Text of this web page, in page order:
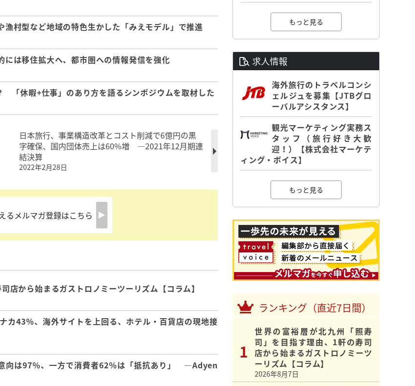
村型など地域の特色生かした「みえモデル」で推進
は移住拡大へ、都市圏への情報発信を強化
「休暇+仕事」のあり方を語るシンポジウムを取材した
日本旅行、事業構造改革とコスト削減で6億円の黒
字確保、国内団体売上は60%増 ―2021年12月期連
結決算
2022年2月28日
るメルマガ登録はこちら
店から始まるガストロノミーツーリズム【コラム】
カ43％、海外サイトを上回る、ホテル・百貨店の現地接
向は97％、一方で消費者62％は「抵抗あり」 ―Adyen
もっと見る
求人情報
海外旅行のトラベルコンシ
ェルジュを募集【JTBグロ
ーバルアシスタンス】
観光マーケティング実務ス
タッフ（旅行好き大歓
迎！）【株式会社マーケテ
ィング・ボイス】
もっと見る
ランキング（直近7日間）
世界の富裕層が北九州「照寿
司」を目指す理由、1軒の寿司
店から始まるガストロノミーツ
ーリズム【コラム】
2026年8月7日